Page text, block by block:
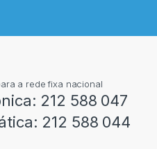
a rede fixa nacional
212 588 047
212 588 044